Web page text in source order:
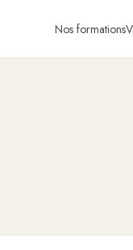
Nos formations